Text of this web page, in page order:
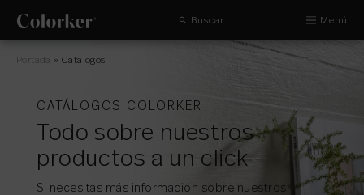
Buscar Menú
Portada »Catálogos
CATÁLOGOS COLORKER
Todo sobre nuestros
productos a un click
Si necesitas más información sobre nuestros